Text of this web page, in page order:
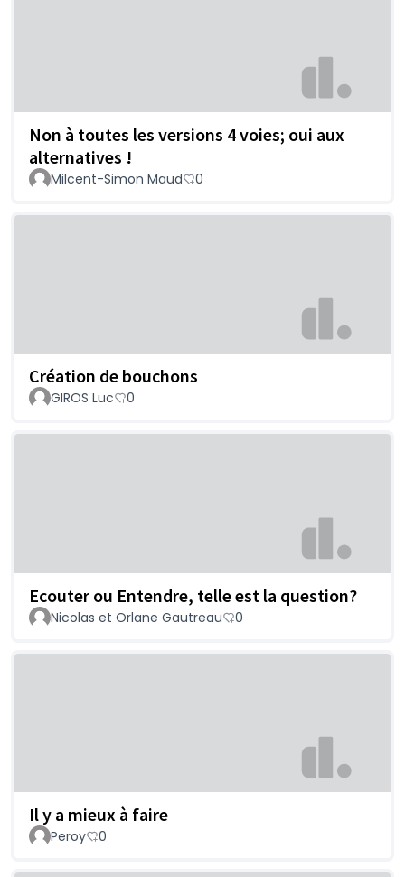
Non à toutes les versions 4 voies; oui aux
alternatives !
Milcent-Simon Maud 0
Création de bouchons
GIROS Luc 0
Ecouter ou Entendre, telle est la question?
Nicolas et Orlane Gautreau 0
Il y a mieux à faire
Peroy 0